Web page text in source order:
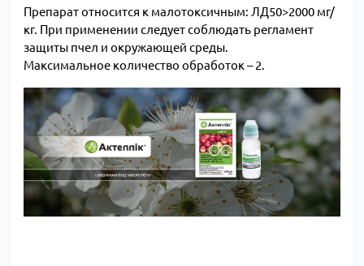
Декоративные
культуры
закрытого
грунта
24–36 мл
на 5–8 л
воды
раствора в
зависимости от
размера
растений
Малина,
смородина,
крыжовник
6–15 мл на
5 л воды
1–1,5 л
раствора на
растение
Тли,
1–1,5 л
Препарат относится к малотоксичным: ЛД50>2000 мг/
кг. При применении следует соблюдать регламент
защиты пчел и окружающей среды.
Максимальное количество обработок – 2.